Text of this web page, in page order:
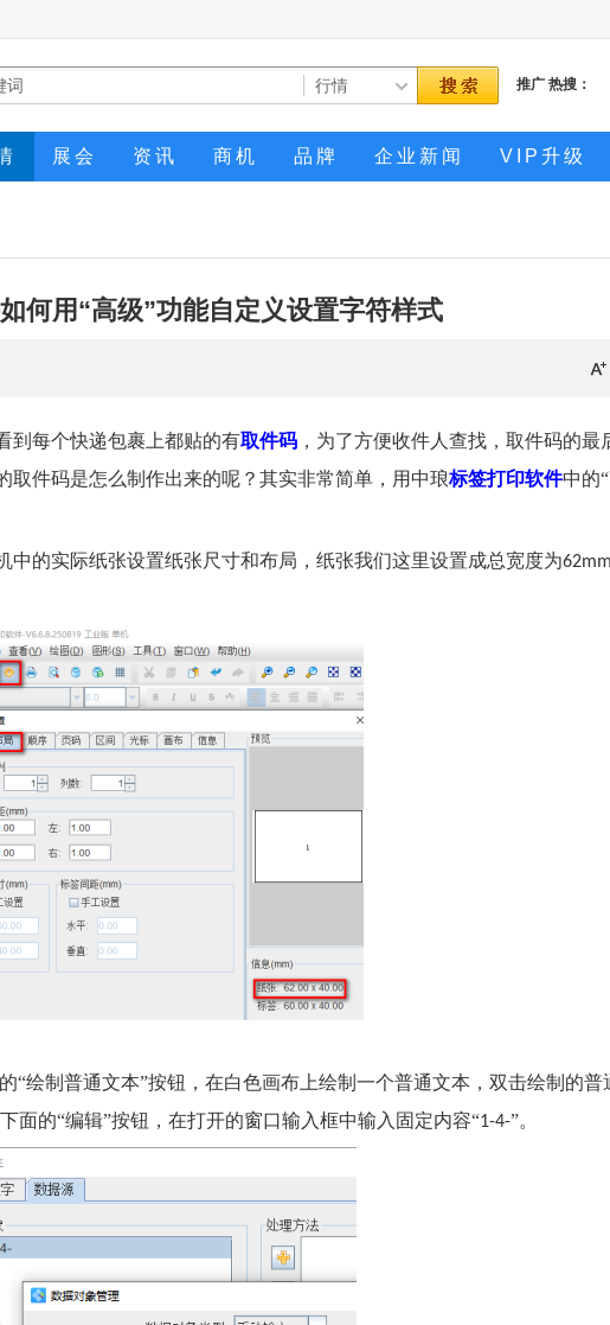
推广 热搜：
展会 资讯 商机 品牌 企业新闻 VIP升级
何用“高级”功能自定义设置字符样式
到每个快递包裹上都贴的有取件码 ，为了方便收件人查找，取件码的最
取件码是怎么制作出来的呢？其实非常简单，用中琅标签打印软件中的
中的实际纸张设置纸张尺寸和布局，纸张我们这里设置成总宽度为
“绘制普通文本”按钮，在白色画布上绘制一个普通文本，双击绘制的普
面的“编辑”按钮，在打开的窗口输入框中输入固定内容“1-4-”。